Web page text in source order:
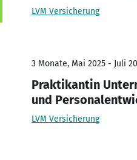
LVM Versicherung
3 Monate, Mai 2025 - Juli
Praktikantin
und
LVM Versicherung